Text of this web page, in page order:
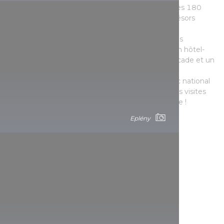
Eplény
trajet dure de 16 à 18 minutes, pendant lesquelles 180
passagers peuvent admirer le panorama et les trésors
Lillafüred est une commune très
romantique où un pittoresque lac de plaisance, un hôtel-
château féerique, des jardins suspendus, une cascade et un
également choisir parmi les programmes du Parc national
de Bükk si vous souhaitez découvrir la région : des visites
de grottes et d’un observatoire figurent sur la liste !